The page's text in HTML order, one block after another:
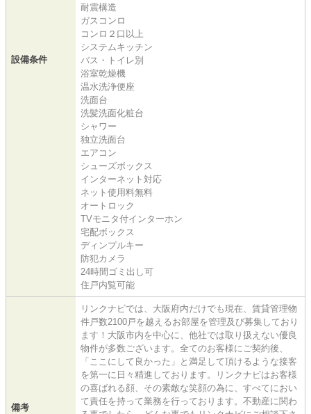
設備条件
耐震構造
ガスコンロ
コンロ２口以上
システムキッチン
バス・トイレ別
浴室乾燥機
温水洗浄便座
洗面台
洗髪洗面化粧台
シャワー
独立洗面台
エアコン
シューズボックス
インターネット対応
ネット使用料無料
オートロック
TVモニタ付インターホン
宅配ボックス
ディンプルキー
防犯カメラ
24時間ゴミ出し可
住戸内覧可能
備考
リンクナビでは、大阪府内だけでも現在、賃貸管理物
件戸数2100戸を越えるお部屋を管理及び募集しており
ます！大阪市内を中心に、他社では取り扱えない優良
物件が多数ございます。全てのお客様にご契約後、
「ここにして良かった」と満足して頂けるような接客
を第一に日々精進しております。リンクナビはお客様
の喜ばれる顔、その素敵な笑顔の為に、すべてにおい
て責任を持って業務を行っております。不動産に関わ